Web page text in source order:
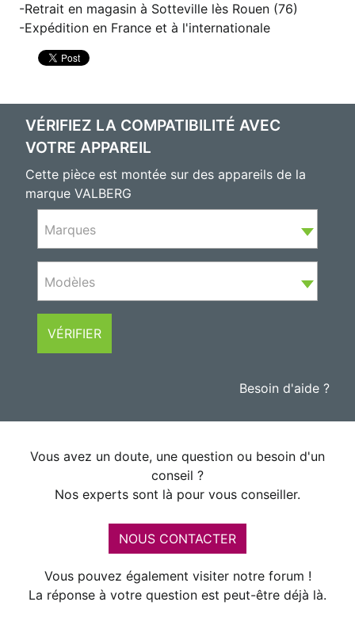
Retrait en magasin à Sotteville lès Rouen (76)
Expédition en France et à l'internationale
VÉRIFIEZ LA COMPATIBILITÉ AVEC
VOTRE APPAREIL
Cette pièce est montée sur des appareils de la
marque VALBERG
Marques
Modèles
VÉRIFIER
Besoin d'aide ?
Vous avez un doute, une question ou besoin d'un
conseil ?
Nos experts sont là pour vous conseiller.
NOUS CONTACTER
Vous pouvez également visiter notre forum !
La réponse à votre question est peut-être déjà là.